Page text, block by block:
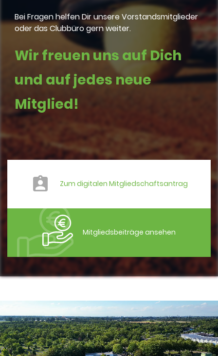
Bei Fragen helfen Dir unsere Vorstandsmitglieder
oder das Clubbüro gern weiter.
Wir freuen uns auf Dich
und auf jedes neue
Mitglied!
Zum digitalen Mitgliedschaftsantrag
Mitgliedsbeiträge ansehen